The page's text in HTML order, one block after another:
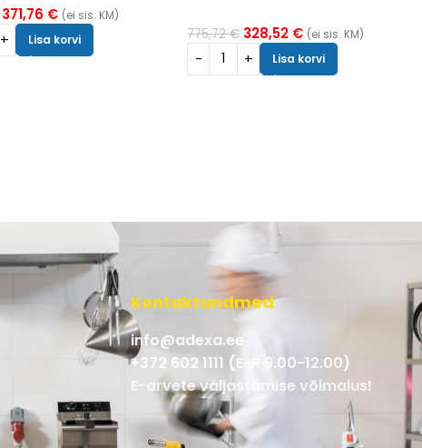
371,76 € (ei sis. KM)
Lisa korvi
775,72€ 328,52 € (ei sis. KM)
Lisa korvi
Kontaktandmed
info@adexa.ee
+372 602 1111 (E-R 9.00-12.00)
E-arvete väljastamise võimalus!